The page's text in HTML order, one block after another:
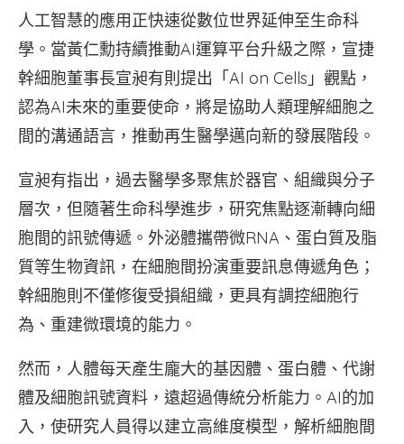
人工智慧的應用正快速從數位世界延伸至生命科
學。當黃仁勳持續推動AI運算平台升級之際，宣捷
幹細胞董事長宣昶有則提出「AI on Cells」觀點，
認為AI未來的重要使命，將是協助人類理解細胞之
間的溝通語言，推動再生醫學邁向新的發展階段。
宣昶有指出，過去醫學多聚焦於器官、組織與分子
層次，但隨著生命科學進步，研究焦點逐漸轉向細
胞間的訊號傳遞。外泌體攜帶微RNA、蛋白質及脂
質等生物資訊，在細胞間扮演重要訊息傳遞角色；
幹細胞則不僅修復受損組織，更具有調控細胞行
為、重建微環境的能力。
然而，人體每天產生龐大的基因體、蛋白體、代謝
體及細胞訊號資料，遠超過傳統分析能力。AI的加
入，使研究人員得以建立高維度模型，解析細胞間